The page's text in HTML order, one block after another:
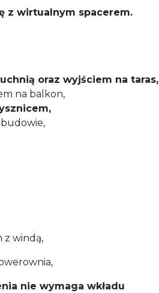
z wirtualnym spacerem.
oraz wyjściem na taras,
na balkon,
z windą,
nie wymaga wkładu